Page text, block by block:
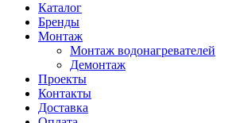
Каталог
Бренды
Монтаж
Монтаж водонагревателей
Демонтаж
Проекты
Контакты
Доставка